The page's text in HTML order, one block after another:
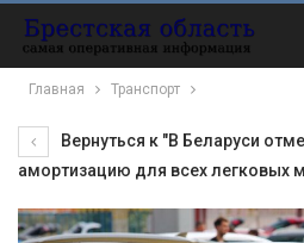
Главная Транспорт
Вернуться к "В Беларуси
амортизацию для всех легковых